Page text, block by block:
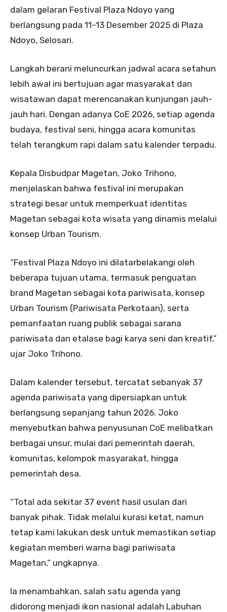
dalam gelaran Festival Plaza Ndoyo yang
berlangsung pada 11–13 Desember 2025 di Plaza
Ndoyo, Selosari.
Langkah berani meluncurkan jadwal acara setahun
lebih awal ini bertujuan agar masyarakat dan
wisatawan dapat merencanakan kunjungan jauh-
jauh hari. Dengan adanya CoE 2026, setiap agenda
budaya, festival seni, hingga acara komunitas
telah terangkum rapi dalam satu kalender terpadu.
Kepala Disbudpar Magetan, Joko Trihono,
menjelaskan bahwa festival ini merupakan
strategi besar untuk memperkuat identitas
Magetan sebagai kota wisata yang dinamis melalui
konsep Urban Tourism.
“Festival Plaza Ndoyo ini dilatarbelakangi oleh
beberapa tujuan utama, termasuk penguatan
brand Magetan sebagai kota pariwisata, konsep
Urban Tourism (Pariwisata Perkotaan), serta
pemanfaatan ruang publik sebagai sarana
pariwisata dan etalase bagi karya seni dan kreatif,”
ujar Joko Trihono.
Dalam kalender tersebut, tercatat sebanyak 37
agenda pariwisata yang dipersiapkan untuk
berlangsung sepanjang tahun 2026. Joko
menyebutkan bahwa penyusunan CoE melibatkan
berbagai unsur, mulai dari pemerintah daerah,
komunitas, kelompok masyarakat, hingga
pemerintah desa.
“Total ada sekitar 37 event hasil usulan dari
banyak pihak. Tidak melalui kurasi ketat, namun
tetap kami lakukan desk untuk memastikan setiap
kegiatan memberi warna bagi pariwisata
Magetan,” ungkapnya.
Ia menambahkan, salah satu agenda yang
didorong menjadi ikon nasional adalah Labuhan